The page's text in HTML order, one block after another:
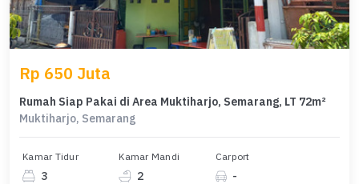
Rp 650 Juta
Rumah Siap Pakai di Area Muktiharjo, Semarang, LT 72m²
Muktiharjo, Semarang
Kamar Tidur
3
Kamar Mandi
2
Carport
-